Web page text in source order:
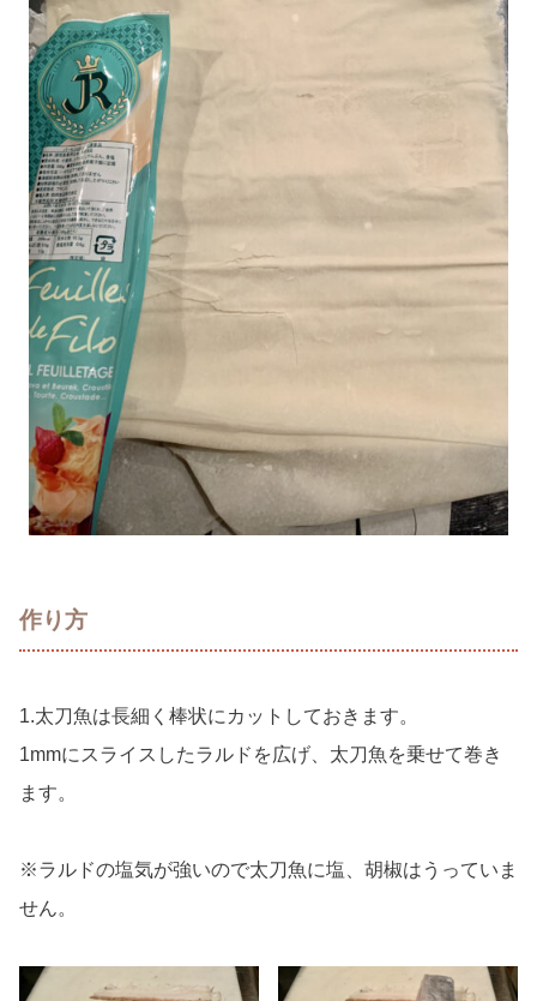
作り方
1.太刀魚は長細く棒状にカットしておきます。
1mmにスライスしたラルドを広げ、太刀魚を乗せて巻き
ます。
※ラルドの塩気が強いので太刀魚に塩、胡椒はうっていま
せん。